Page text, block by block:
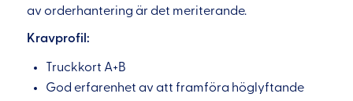
av orderhantering är det meriterande.
Kravprofil:
Truckkort A+B
God erfarenhet av att framföra höglyftande